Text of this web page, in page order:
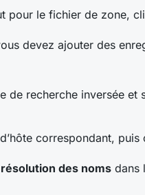
pour le fichier de zone,
devez ajouter des
de recherche inversée et
correspondant,
résolution des noms dans